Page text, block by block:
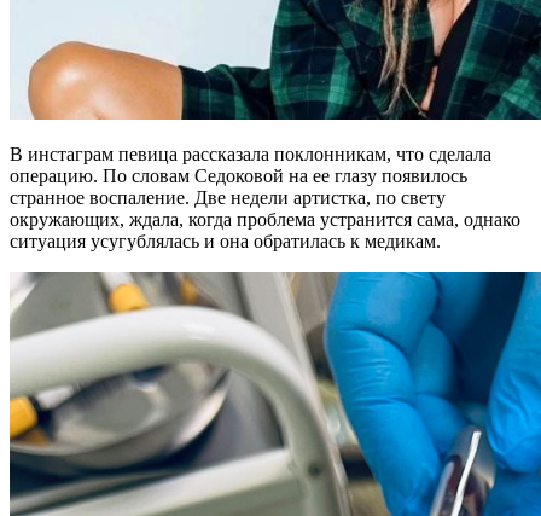
В инстаграм певица рассказала поклонникам, что сделала
операцию. По словам Седоковой на ее глазу появилось
странное воспаление. Две недели артистка, по свету
окружающих, ждала, когда проблема устранится сама, однако
ситуация усугублялась и она обратилась к медикам.